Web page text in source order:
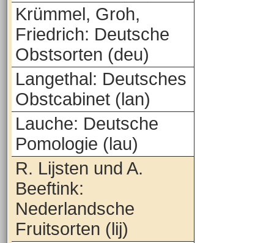
Krümmel, Groh,
Friedrich: Deutsche
Obstsorten (deu)
Langethal: Deutsches
Obstcabinet (lan)
Lauche: Deutsche
Pomologie (lau)
R. Lijsten und A.
Beeftink:
Nederlandsche
Fruitsorten (lij)